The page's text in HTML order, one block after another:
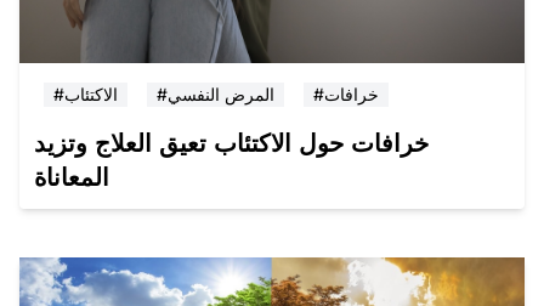
#الاكتئاب #المرض النفسي #خرافات
خرافات حول الاكتئاب تعيق العلاج وتزيد
المعاناة